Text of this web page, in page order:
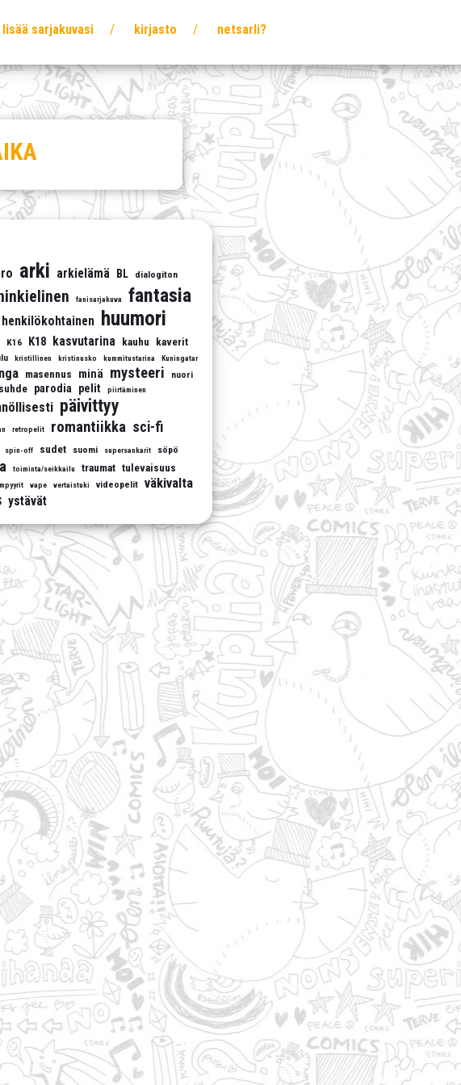
lisää sarjakuvasi kirjasto netsarli?
arki arkielämä BL dialogiton
fanisarjakuva fantasia
henkilökohtainen huumori
K16 K18 kasvutarina kauhu kaverit
kristillinen kristinusko kummitustarina
Kuningatar
masennus minä mysteeri
nuori
parodia pelit piirtäminen
päivittyy
retropelit romantiikka sci-fi
spin-off sudet suomi supersankarit söpö
toiminta/seikkailu traumat tulevaisuus
vape vertaistuki videopelit väkivalta
ystävät